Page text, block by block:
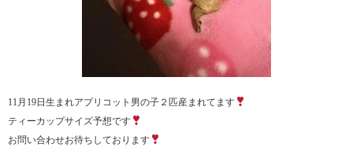
11月19日生まれアプリコット男の子２匹産まれてます
ティーカップサイズ予想です
お問い合わせお待ちしております